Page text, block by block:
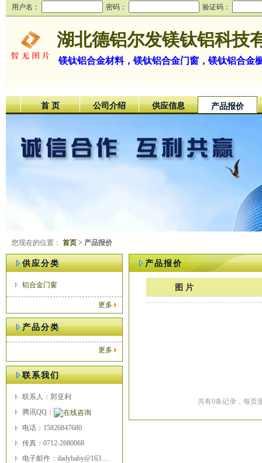
用户名： 密码： 验证码：
湖北德铝尔发镁钛铝科技
镁钛铝合金材料，镁钛铝合金门窗，镁钛铝合金
首 页 公司介绍 供应信息 产品报价
您现在的位置： 首页 > 产品报价
供应分类
铝合金门窗
更多
产品分类
更多
联系我们
联系人：郭亚利
腾讯QQ：
电话：15826847680
传真：0712-2680068
电子邮件：dadybaby@163.com
产品报价
图 片
共有0条记录，每页